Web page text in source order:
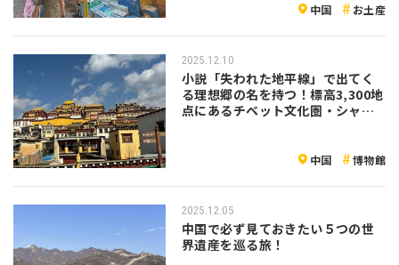
中国 お土産
2025.12.10
小説「失われた地平線」で出てく
る理想郷の名を持つ！標高3,300地
点にあるチベット文化圏・シャン
中国 博物館
2025.12.05
中国で必ず見ておきたい５つの世
界遺産を巡る旅！